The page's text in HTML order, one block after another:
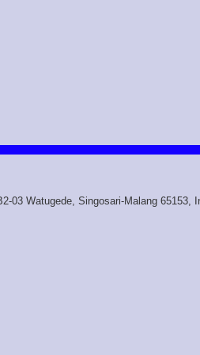
03 Watugede, Singosari-Malang 65153,